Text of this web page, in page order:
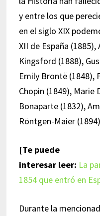
y entre los que
en el siglo XIX
XII de España (1885),
Kingsford (1888),
Emily Brontë (1848),
Chopin (1849), Marie
Bonaparte (1832),
Röntgen-Maier
[Te puede
interesar leer: La
1854 que entró en
Durante la